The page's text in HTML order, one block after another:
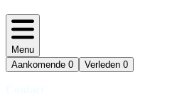
Menu
Aankomende 0 Verleden 0